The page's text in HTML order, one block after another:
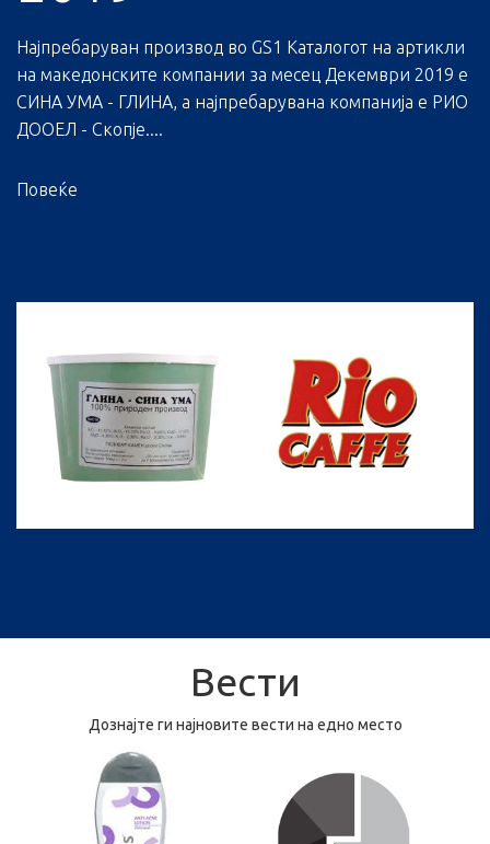
Најпребаруван производ во GS1 Каталогот на артикли
на македонските компании за месец Декември 2019 е
СИНА УМА - ГЛИНА, а најпребарувана компанија е РИО
ДООЕЛ - Скопје....
Повеќе
Вести
Дознајте ги најновите вести на едно место